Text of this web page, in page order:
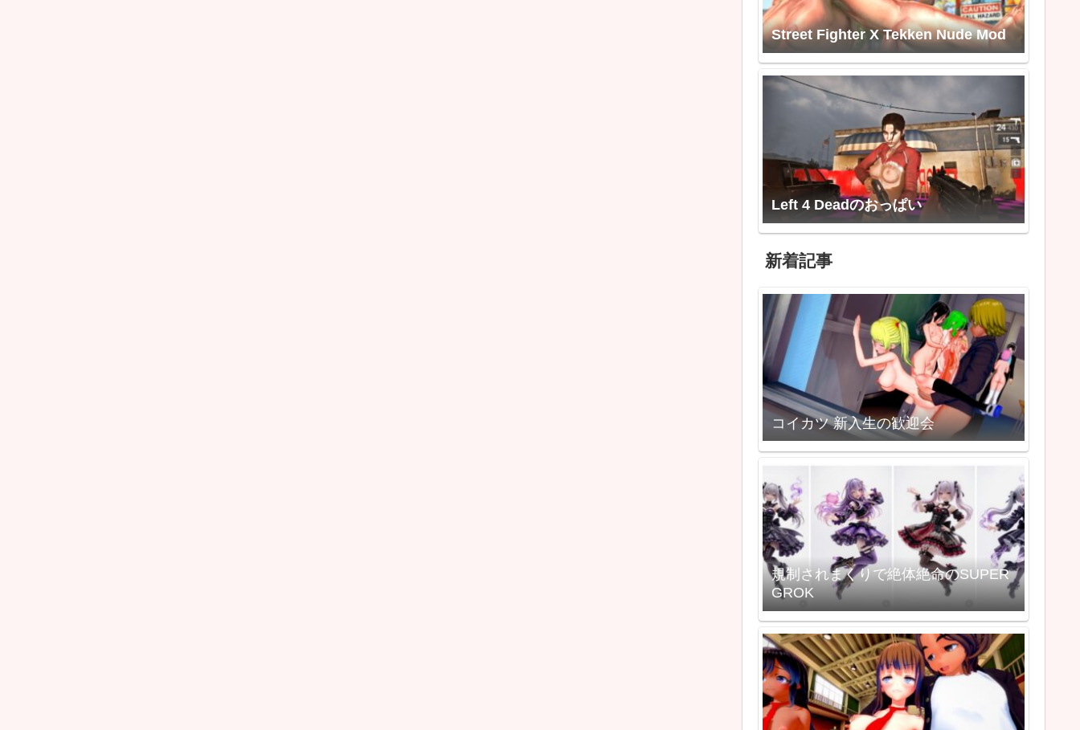
Street Fighter X Tekken Nude Mod
Left 4 Deadのおっぱい
新着記事
コイカツ 新入生の歓迎会
規制されまくりで絶体絶命のSUPER
GROK